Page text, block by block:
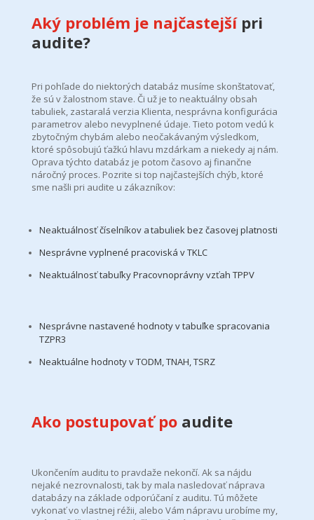
Aký problém je najčastejší pri
audite?
Pri pohľade do niektorých databáz musíme skonštatovať,
že sú vžalostnom stave. Či už je to neaktuálny obsah
tabuliek, zastaralá verzia Klienta, nesprávna konfigurácia
parametrov alebo nevyplnené údaje. Tieto potom vedú k
zbytočným chybám alebo neočakávaným výsledkom,
ktoré spôsobujú ťažkú hlavu mzdárkam a niekedy aj nám.
Oprava týchto databáz je potom časovo aj finančne
náročný proces. Pozrite si top najčastejších chýb, ktoré
sme našli pri audite u zákazníkov:
Neaktuálnosť číselníkov a tabuliek bez časovej platnosti
Nesprávne vyplnené pracoviská v TKLC
Neaktuálnosť tabuľky Pracovnoprávny vzťah TPPV
Nesprávne nastavené hodnoty v tabuľke spracovania
TZPR3
Neaktuálne hodnoty v TODM, TNAH, TSRZ
Ako postupovať poaudite
Ukončením auditu to pravdaže nekončí. Ak sa nájdu
nejaké nezrovnalosti, tak bymala nasledovať náprava
databázy na základe odporúčaní z auditu. Tú môžete
vykonať vo vlastnej réžii, alebo Vám nápravu urobíme my,